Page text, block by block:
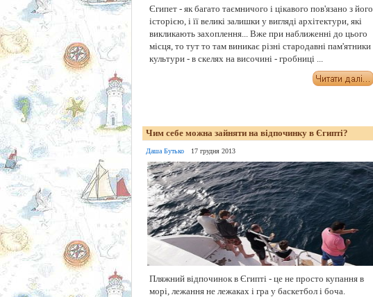
Єгипет - як багато таємничого і цікавого пов'язано з його
історією, і її великі залишки у вигляді архітектури, які
викликають захоплення... Вже при наближенні до цього
місця, то тут то там виникає різні стародавні пам'ятники
культури - в скелях на височині - гробниці ...
Чим себе можна зайняти на відпочинку в Єгипті?
Даша Бутько 17 грудня 2013
Пляжний відпочинок в Єгипті - це не просто купання в
морі, лежання не лежаках і гра у баскетбол і боча.